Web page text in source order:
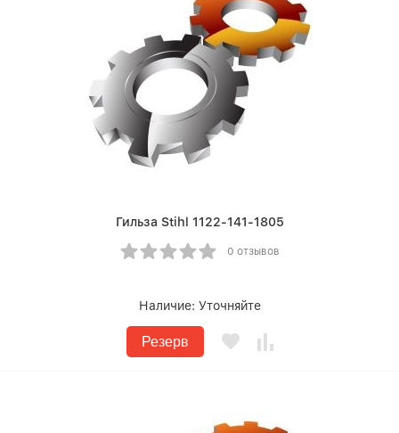
Гильза Stihl 1122-141-1805
0 отзывов
Наличие: Уточняйте
Резерв